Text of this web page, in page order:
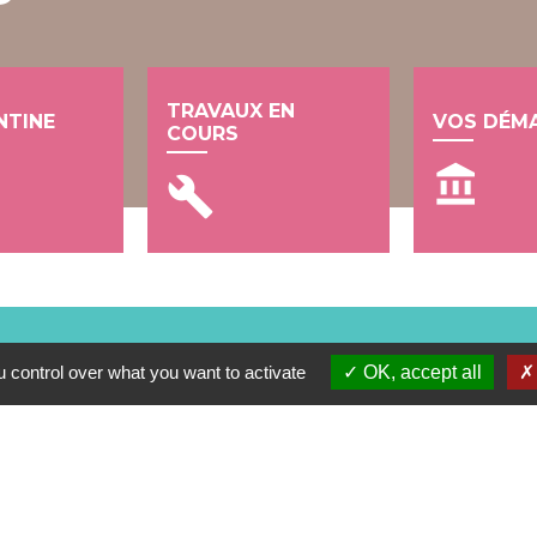
TRAVAUX EN
COURS
build
VOS
account_balance
over what you want to activate OK, accept all